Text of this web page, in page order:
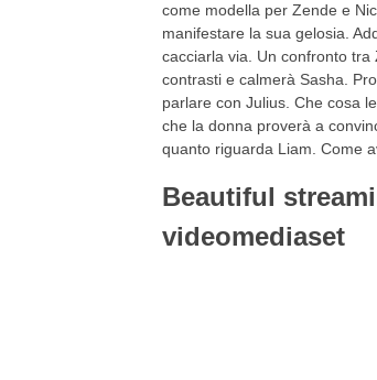
come modella per Zende e
manifestare la sua gelosia.
cacciarla via. Un confronto
contrasti e calmerà Sasha.
parlare con Julius. Che cosa
che la donna proverà a
quanto riguarda Liam. Come
Beautiful
videomediaset